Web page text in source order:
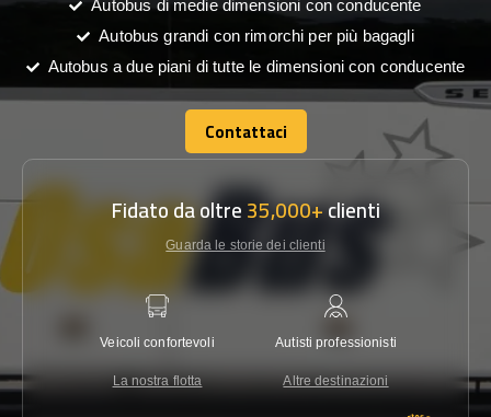
Autobus di medie dimensioni con conducente
Autobus grandi con rimorchi per più bagagli
Autobus a due piani di tutte le dimensioni con conducente
Contattaci
Contattaci
Fidato da oltre35,000+clienti
Guarda le storie dei clienti
Veicoli confortevoli
La nostra flotta
Autisti professionisti
Altre destinazioni